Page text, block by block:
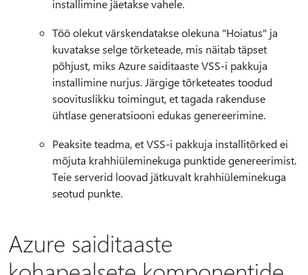
installimine jäetakse vahele.
Töö olekut värskendatakse olekuna "Hoiatus" ja
kuvatakse selge tõrketeade, mis näitab täpset
põhjust, miks Azure saiditaaste VSS-i pakkuja
installimine nurjus. Järgige tõrketeates toodud
soovituslikku toimingut, et tagada rakenduse
ühtlase generatsiooni edukas genereerimine.
Peaksite teadma, et VSS-i pakkuja installitõrked ei
mõjuta krahhiüleminekuga punktide genereerimist.
Teie serverid loovad jätkuvalt krahhiüleminekuga
seotud punkte.
Azure saiditaaste